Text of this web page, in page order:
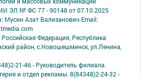
ЭЛ № ФС 77 - 90148 от 07.10.2025
Мусин Азат Вализанович Email:
Федерация, Республика
район, с.Новошешминск, ул.Ленина,
21-46 - Руководитель филиала.
и отдел рекламы. 8(84348)2-24-32 -